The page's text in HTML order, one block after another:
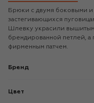
Брюки с двумя боковыми и
застегивающихся
Шлевку украсили
брендированной петлей, а
фирменным патчем.
Бренд
Цвет